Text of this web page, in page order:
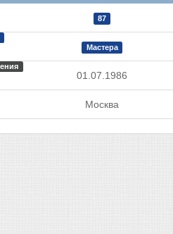
87
Мастера
01.07.1986
Москва